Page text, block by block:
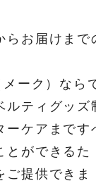
らお届けまで
ーク）なら
ルティグッズ
ーケアまです
とができるた
ご提供できま